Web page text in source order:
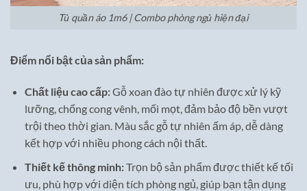
Tủ quần áo 1m6 | Combo phòng ngủ hiện đại
Điểm nổi bật của sản phẩm:
Chất liệu cao cấp:Gỗ xoan đào tự nhiên được xử lý kỹ
lưỡng, chống cong vênh, mối mọt, đảm bảo độ bền vượt
trội theo thời gian. Màu sắc gỗ tự nhiên ấm áp, dễ dàng
kết hợp với nhiều phong cách nội thất.
Thiết kế thông minh:Trọn bộ sản phẩm được thiết kế tối
ưu, phù hợp với diện tích phòng ngủ, giúp bạn tận dụng